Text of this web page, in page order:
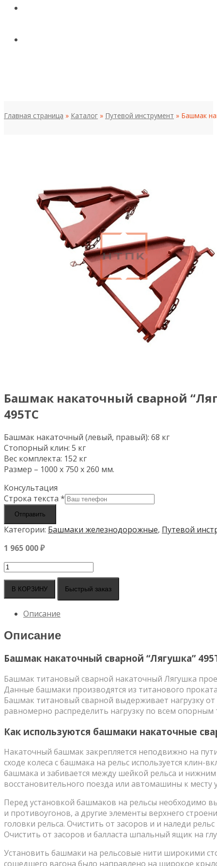
Главная страница » Каталог » Путевой инструмент » Башмак
Башмак накаточный сварной
495ТС
Башмак накаточный (левый, правый): 68 кг
Стопорный клин: 5 кг
Вес комплекта: 152 кг
Размер – 1000 x 750 x 260 мм.
Консультация
Строка текста *
Отправить
Категории: Башмаки железнодорожные, Путевой
1 965 000₽
Количество
Башмак
накаточный
сварной
"Лягушка"
495ТС
В КОРЗИНУ Быстрый заказ
Описание
Описание
Башмак накаточный сварной “Лягушка”
Башмак титановый сварной накаточный Лягушка
Данные башмаки производятся из титанового
Башмак титановый сварной выдерживает нагрузку
равномерно распределить нагрузку по всем
Как используются башмаки накаточные
Накаточный башмак закрепляется неподвижно на
сходе колеса с башмака на рельс используется клин-
башмака и забивается между шейкой рельса и
восстановительного поезда или автомашины к
Перед установкой башмаков на рельсы необходимо
и противоугонов, а другие элементы верхнего
головки рельса. Очистить от засоров и и наледи
Очистить от засоров и балласта шпальный ящик на
Установить башмаки на рельсовые нити широкими
сошедшего вагона было направлено на широкое